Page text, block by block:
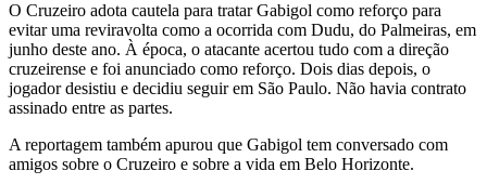
O Cruzeiro adota cautela para tratar Gabigol como reforço para
evitar uma reviravolta como a ocorrida com Dudu, do Palmeiras, em
junho deste ano. À época, o atacante acertou tudo com a direção
cruzeirense e foi anunciado como reforço. Dois dias depois, o
jogador desistiu e decidiu seguir em São Paulo. Não havia contrato
assinado entre as partes.
A reportagem também apurou que Gabigol tem conversado com
amigos sobre o Cruzeiro e sobre a vida em Belo Horizonte.